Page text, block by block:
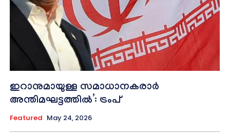
ഇറാനുമായുള്ള സമാധാനകരാർ
അന്തിമഘട്ടത്തിൽ‌’: ട്രംപ്
Featured May 24, 2026